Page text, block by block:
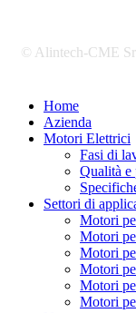
© Alintech-CME
Close
Menu
Home
Azienda
Motori Elettrici
Fasi di
Qualità e
Settori di
Motori
Motori
Motori
Motori
Motori
Motori